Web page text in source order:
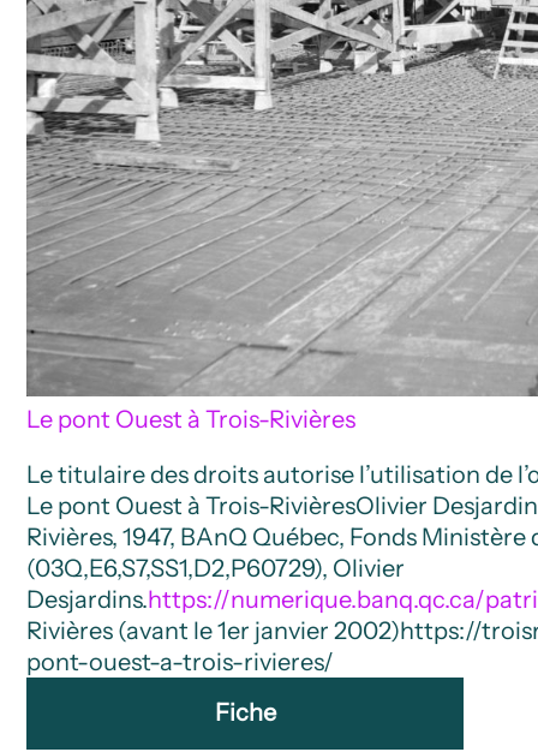
Le pont Ouest à Trois-Rivières
Le titulaire des droits autorise l’utilisation de
Le pont Ouest à Trois-RivièresOlivier
Rivières, 1947, BAnQ Québec, Fonds
(03Q,E6,S7,SS1,D2,P60729), Olivier
Desjardins.https://numerique.banq.qc.ca/
Rivières (avant le 1er janvier 2002)https://
pont-ouest-a-trois-rivieres/
Fiche